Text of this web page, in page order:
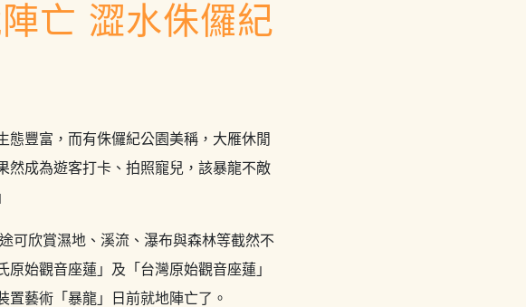
亡 澀水侏儸紀
態豐富，而有侏儸紀公園美稱，大雁休閒
然成為遊客打卡、拍照寵兒，該暴龍不敵
可欣賞濕地、溪流、瀑布與森林等截然不
始觀音座蓮」及「台灣原始觀音座蓮」
藝術「暴龍」日前就地陣亡了。